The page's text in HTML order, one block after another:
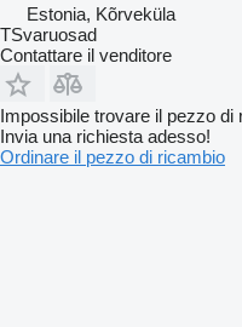
Estonia, Kõrveküla
TSvaruosad
Contattare il venditore
Impossibile trovare il pezzo di
Invia una richiesta adesso!
Ordinare il pezzo di ricambio